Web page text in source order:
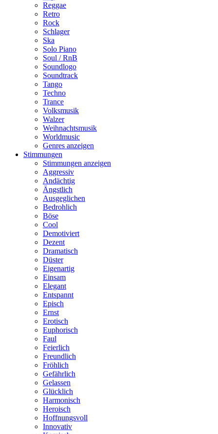
Reggae
Retro
Rock
Schlager
Ska
Solo Piano
Soul / RnB
Soundlogo
Soundtrack
Tango
Techno
Trance
Volksmusik
Walzer
Weihnachtsmusik
Worldmusic
Genres anzeigen
Stimmungen
Stimmungen anzeigen
Aggressiv
Andächtig
Ängstlich
Ausgeglichen
Bedrohlich
Böse
Cool
Demotiviert
Dezent
Dramatisch
Düster
Eigenartig
Einsam
Elegant
Entspannt
Episch
Ernst
Erotisch
Euphorisch
Faul
Feierlich
Freundlich
Fröhlich
Gefährlich
Gelassen
Glücklich
Harmonisch
Heroisch
Hoffnungsvoll
Innovativ